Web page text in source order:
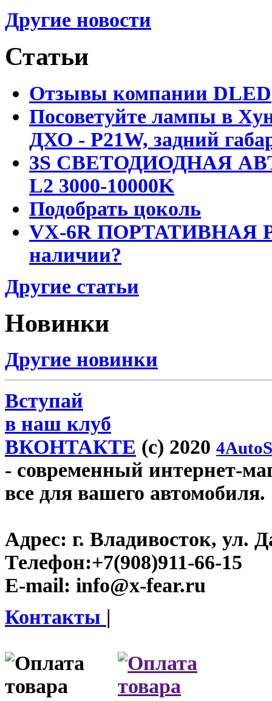
Другие новости
Статьи
Отзывы компании DLED
Посоветуйте лампы в
ДХО - P21W, задний
3S СВЕТОДИОДНАЯ
L2 3000-10000K
Подобрать цоколь
VX-6R ПОРТАТИВНАЯ
наличии?
Другие статьи
Новинки
Другие новинки
Вступай
в наш клуб
ВКОНТАКТЕ (c) 2020
- современный интернет-
все для вашего автомобиля.
Адрес: г. Владивосток, ул.
Телефон:+7(908)911-66-15
E-mail: info@x-fear.ru
Контакты |